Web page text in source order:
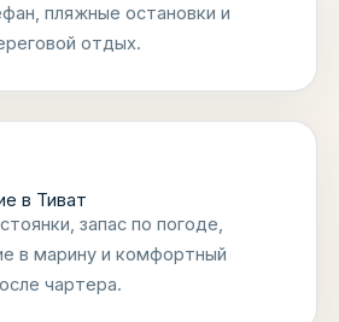
пляжные остановки и
отдых.
в Тиват
запас по погоде,
в марину и комфортный
чартера.